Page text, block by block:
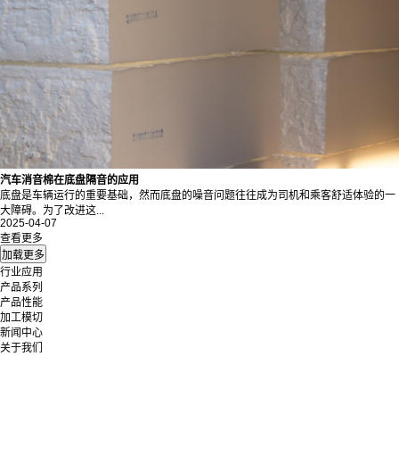
汽车消音棉在底盘隔音的应用
底盘是车辆运行的重要基础，然而底盘的噪音问题往往成为司机和乘客舒适体验的一
大障碍。为了改进这...
2025-04-07
查看更多
行业应用
产品系列
产品性能
加工模切
新闻中心
关于我们